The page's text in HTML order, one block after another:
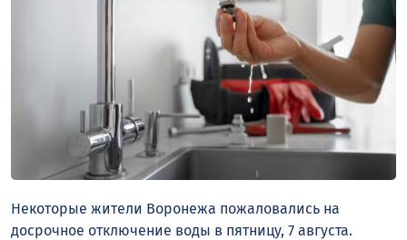
Некоторые жители Воронежа пожаловались на
досрочное отключение воды в пятницу, 7 августа.